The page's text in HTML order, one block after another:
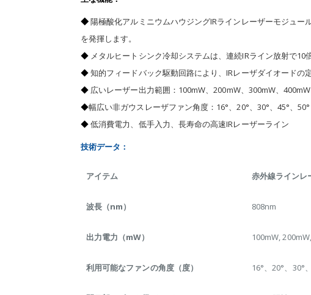
◆陽極酸化アルミニウムハウジングIRラインレーザーモジュ
を発揮します。
◆ メタルヒートシンク冷却システムは、連続IRライン放射で10
◆知的フィードバック駆動回路により、IRレーザダイオードの
◆ 広いレーザー出力範囲：100mW、200mW、300mW、400mW
◆幅広い非ガウスレーザファン角度：16°、20°、30°、45°、
◆低消費電力、低手入力、長寿命の高速IRレーザーライン
技術データ：
アイテム 赤外線ラインレ
波長（nm） 808nm
出力電力（mW） 100mW,
利用可能なファンの角度（度） 16°、20°、30°